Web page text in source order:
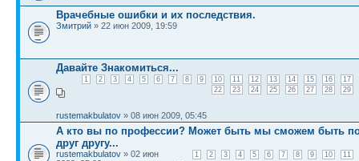
Врачебные ошибки и их последствия.
Змитрий » 22 июн 2009, 19:59
Давайте Знакомиться...
1 2 3 4 5 6 7 8 9 10 11 12 13 14 15 16
17
22
23 24 25 26 27 28 29
rustemakbulatov » 08 июн 2009, 05:45
А кто вы по профессии? Может быть мы сможем быть
друг другу...
1 2 3 4 5 6 7 8 9 10 11
rustemakbulatov » 02 июн